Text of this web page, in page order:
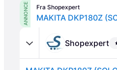
ANNONCE Fra Shopexpert
Shopexpert